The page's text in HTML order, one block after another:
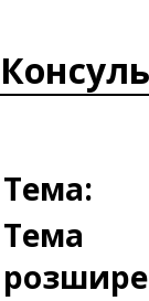
Тема:
Тема